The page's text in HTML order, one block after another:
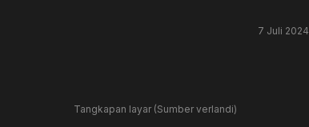
7 Juli 2024
Tangkapan layar (Sumber verlandi)